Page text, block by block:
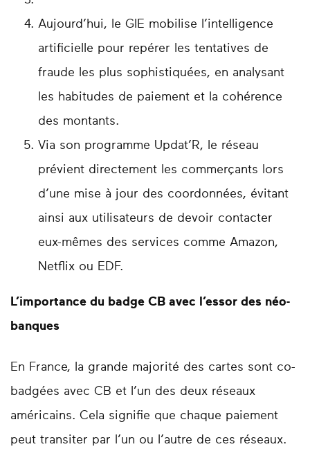
Aujourd’hui, le GIE mobilise l’intelligence
artificielle pour repérer les tentatives de
fraude les plus sophistiquées, en analysant
les habitudes de paiement et la cohérence
des montants.
Via son programme Updat’R, le réseau
prévient directement les commerçants lors
d’une mise à jour des coordonnées, évitant
ainsi aux utilisateurs de devoir contacter
eux-mêmes des services comme Amazon,
Netflix ou EDF.
L’importance du badge CB avec l’essor des néo-
banques
En France, la grande majorité des cartes sont co-
badgées avec CB et l’un des deux réseaux
américains. Cela signifie que chaque paiement
peut transiter par l’un ou l’autre de ces réseaux.